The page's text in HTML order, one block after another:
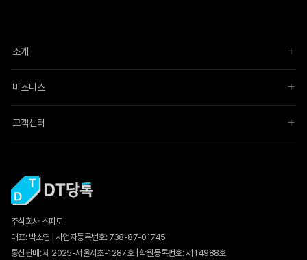
소개
비즈니스
고객센터
주식회사 스피토
대표: 박소연 | 사업자등록번호: 738-87-01745
통신판매:제 2025-서울서초-1287호| 학원등록번호: 제 14988호